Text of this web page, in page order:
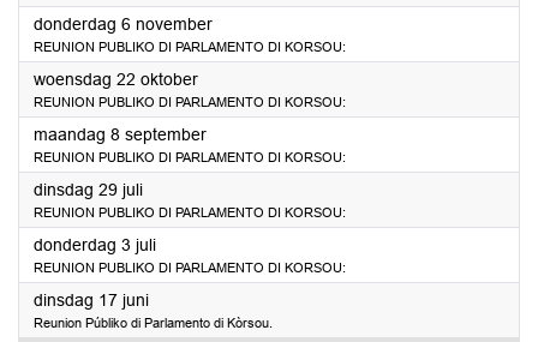
donderdag 6 november2025
REUNION PUBLIKO DI PARLAMENTO DI KORSOU:
woensdag 22 oktober2025
REUNION PUBLIKO DI PARLAMENTO DI KORSOU:
maandag 8 september2025
REUNION PUBLIKO DI PARLAMENTO DI KORSOU:
dinsdag 29 juli2025
REUNION PUBLIKO DI PARLAMENTO DI KORSOU:
donderdag 3 juli2025
REUNION PUBLIKO DI PARLAMENTO DI KORSOU:
dinsdag 17 juni2025
Reunion Públiko di Parlamento di Kòrsou.